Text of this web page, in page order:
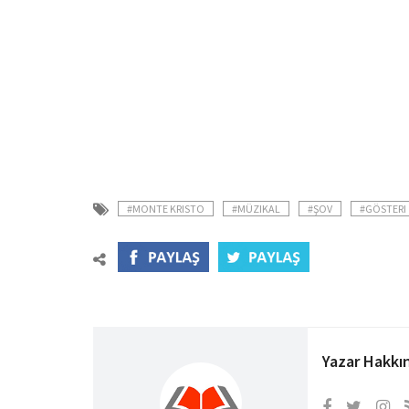
#MONTE KRISTO #MÜZIKAL #ŞOV #GÖSTERI
Yazar